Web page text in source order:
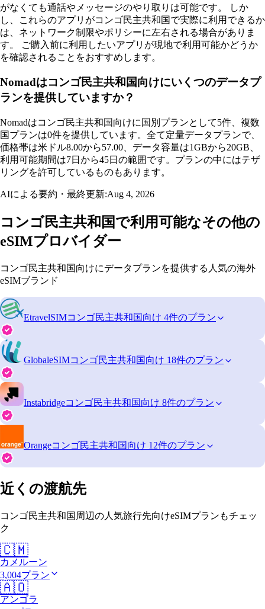
がなくても通話やメッセージのやり取りは可能です。 しか
し、これらのアプリがコンゴ民主共和国で実際に利用できるか
は、ネットワーク制限やポリシーに左右される場合がありま
す。 ご購入前に利用したいアプリが現地で利用可能かどうか
を確認されることをおすすめします。
Nomadはコンゴ民主共和国向けにいくつのデータプ
ランを提供していますか？
Nomadはコンゴ民主共和国向けに国別プランとして5件、複数
国プランは0件を提供しています。全て定量データプランで、
価格帯は米ドル8.00から57.00、データ容量は1GBから20GB、
利用可能期間は7日から45日の範囲です。プランの中にはテザ
リングを許可しているものもあります。
AIによる要約・最終更新:Aug 4, 2026
コンゴ民主共和国で利用可能なその他の
eSIMプロバイダー
コンゴ民主共和国向けにデータプランを提供する人気の海外
eSIMブランド
EtravelSIMコンゴ民主共和国向け 4件のプラン
GlobaleSIMコンゴ民主共和国向け 18件のプラン
Instabridgeコンゴ民主共和国向け 8件のプラン
Orangeコンゴ民主共和国向け 12件のプラン
近くの渡航先
コンゴ民主共和国周辺の人気旅行先向けeSIMプランもチェッ
ク
🇨🇲
カメルーン
3,004プラン
🇦🇴
アンゴラ